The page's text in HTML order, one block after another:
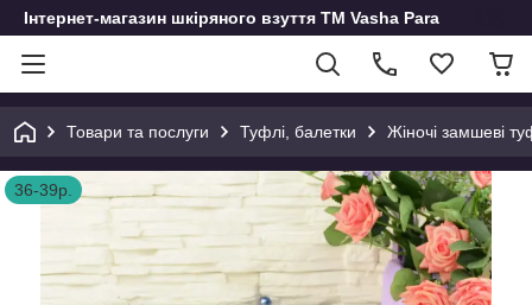
Інтернет-магазин шкіряного взуття ТМ Vasha Para
Товари та послуги Туфлі, балетки Жіночі замшеві
36-39р.